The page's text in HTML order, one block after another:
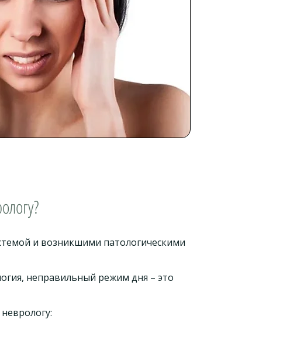
и возникшими патологическими
неправильный режим дня – это